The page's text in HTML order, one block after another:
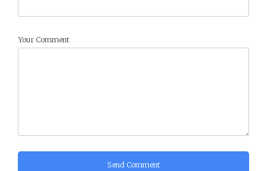
Your Comment
Send Comment